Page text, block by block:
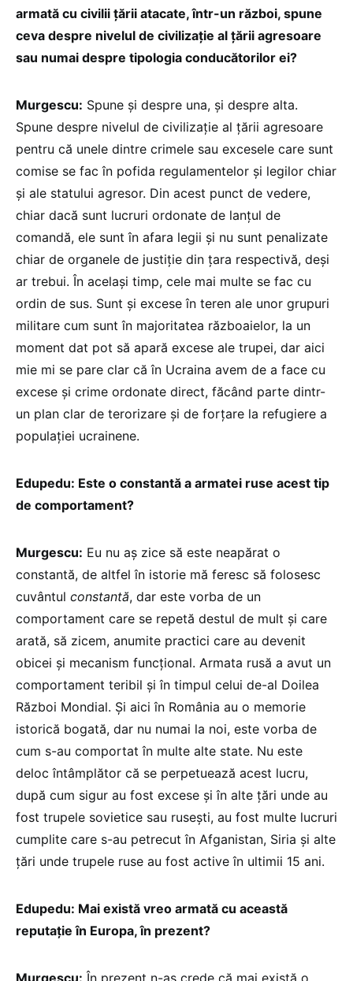
armată cu civilii țării atacate, într-un război, spune
ceva despre nivelul de civilizație al țării agresoare
sau numai despre tipologia conducătorilor ei?
Murgescu: Spune și despre una, și despre alta.
Spune despre nivelul de civilizație al țării agresoare
pentru că unele dintre crimele sau excesele care sunt
comise se fac în pofida regulamentelor și legilor chiar
și ale statului agresor. Din acest punct de vedere,
chiar dacă sunt lucruri ordonate de lanțul de
comandă, ele sunt în afara legii și nu sunt penalizate
chiar de organele de justiție din țara respectivă, deși
ar trebui. În același timp, cele mai multe se fac cu
ordin de sus. Sunt și excese în teren ale unor grupuri
militare cum sunt în majoritatea războaielor, la un
moment dat pot să apară excese ale trupei, dar aici
mie mi se pare clar că în Ucraina avem de a face cu
excese și crime ordonate direct, făcând parte dintr-
un plan clar de terorizare și de forțare la refugiere a
populației ucrainene.
Edupedu: Este o constantă a armatei ruse acest tip
de comportament?
Murgescu: Eu nu aș zice să este neapărat o
constantă, de altfel în istorie mă feresc să folosesc
cuvântul constantă, dar este vorba de un
comportament care se repetă destul de mult și care
arată, să zicem, anumite practici care au devenit
obicei și mecanism funcțional. Armata rusă a avut un
comportament teribil și în timpul celui de-al Doilea
Război Mondial. Și aici în România au o memorie
istorică bogată, dar nu numai la noi, este vorba de
cum s-au comportat în multe alte state. Nu este
deloc întâmplător că se perpetuează acest lucru,
după cum sigur au fost excese și în alte țări unde au
fost trupele sovietice sau rusești, au fost multe lucruri
cumplite care s-au petrecut în Afganistan, Siria și alte
țări unde trupele ruse au fost active în ultimii 15 ani.
Edupedu: Mai există vreo armată cu această
reputație în Europa, în prezent?
Murgescu: În prezent n-aș crede că mai există o